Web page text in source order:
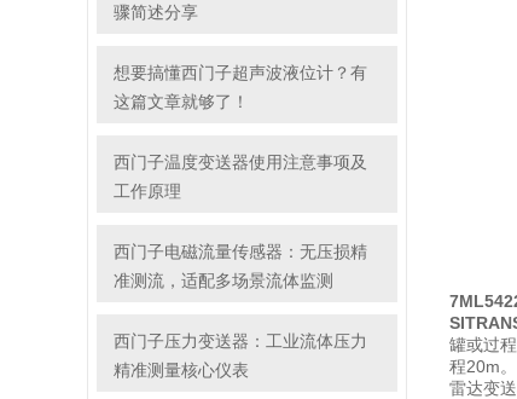
骤简述分享
想要搞懂西门子超声波液位计？有
这篇文章就够了！
西门子温度变送器使用注意事项及
工作原理
西门子电磁流量传感器：无压损精
准测流，适配多场景流体监测
西门子压力变送器：工业流体压力
精准测量核心仪表
罐或过
程20m。
雷达变